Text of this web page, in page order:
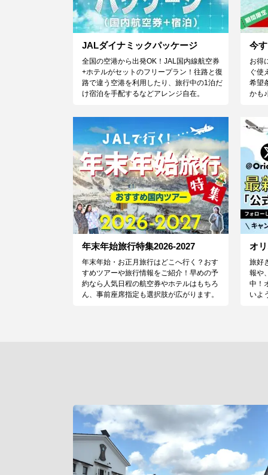
JALダイナミックパッケージ
全国の空港から出発OK！JAL国内線航空券
+ホテルがセットのフリープラン！往路と復
路で違う空港を利用したり、旅行中の1泊だ
け宿泊を手配するなどアレンジ自在。
今
お得
ぐ使
希望
かも
年末年始旅行特集2026-2027
年末年始・お正月旅行はどこへ行く？おす
すめツアーや旅行情報をご紹介！早めの予
約なら人気日程の航空券やホテルはもちろ
ん、事前座席指定も選択肢が広がります。
オ
旅好
報や
中！
いよ